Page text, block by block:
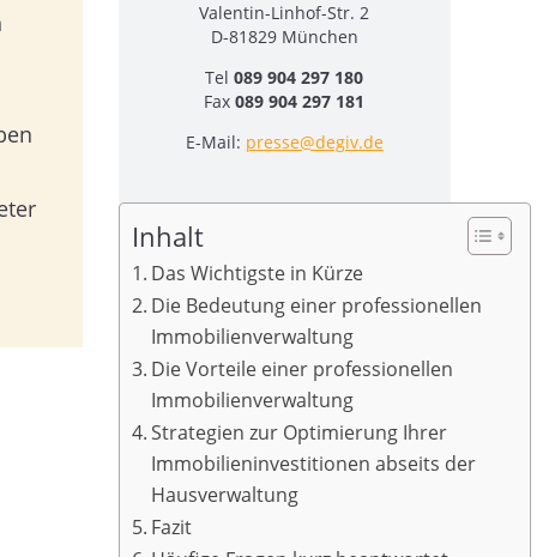
Valentin-Linhof-Str. 2
D-81829 München
Tel089 904 297 180
Fax089 904 297 181
E-Mail: presse@degiv.de
Inhalt
Das Wichtigste in Kürze
Die Bedeutung einer professionellen
Immobilienverwaltung
Die Vorteile einer professionellen
Immobilienverwaltung
Strategien zur Optimierung Ihrer
Immobilieninvestitionen abseits der
Hausverwaltung
Fazit